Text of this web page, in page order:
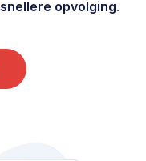
snellere opvolging.